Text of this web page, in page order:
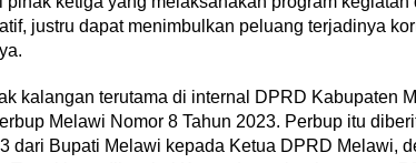
justru dapat menimbulkan peluang terjadinya
kalangan terutama di internal DPRD Kabupaten
Melawi Nomor 8 Tahun 2023. Perbup itu
dari Bupati Melawi kepada Ketua DPRD Melawi,